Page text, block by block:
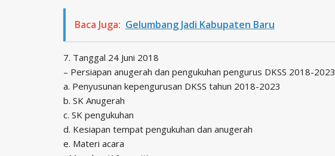
Baca Juga: Gelumbang Jadi Kabupaten Baru
7. Tanggal 24 Juni 2018
– Persiapan anugerah dan pengukuhan pengurus DKSS 2018-2023
a. Penyusunan kepengurusan DKSS tahun 2018-2023
b. SK Anugerah
c. SK pengukuhan
d. Kesiapan tempat pengukuhan dan anugerah
e. Materi acara